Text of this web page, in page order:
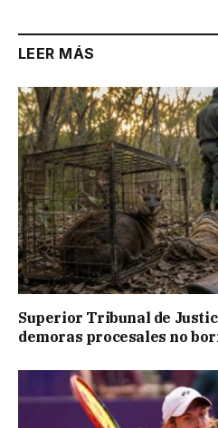
LEER MÁS
Superior Tribunal de
demoras procesales no